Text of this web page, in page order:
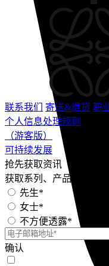
联系我们 寄送&退货 职
个人信息处理规则
（游客版）
可持续发展
抢先获取资讯
获取系列、产品、新闻
先生*
女士*
不方便透露*
确认